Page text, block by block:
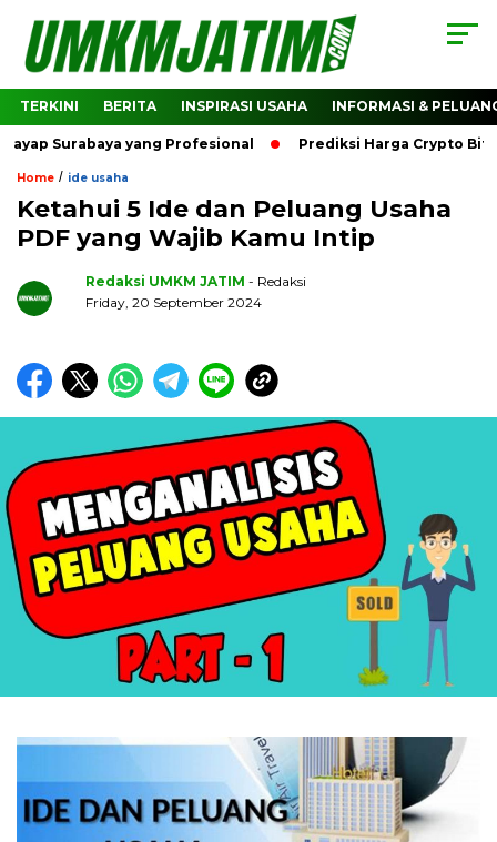
TERKINI BERITA INSPIRASI USAHA INFORMASI &
yang Profesional Prediksi Harga Crypto Bitcoin:
Home / ide usaha
Ketahui 5 Ide dan Peluang Usaha
PDF yang Wajib Kamu Intip
Redaksi UMKM JATIM - Redaksi
Friday, 20 September 2024